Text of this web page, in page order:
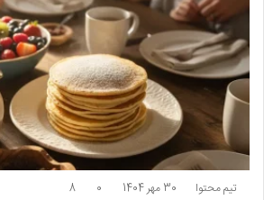
تیم محتوا 30 مهر 1404 0
8